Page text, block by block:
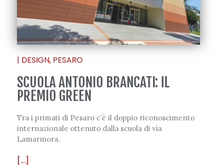
| DESIGN, PESARO
SCUOLA ANTONIO BRANCATI: IL
PREMIO GREEN
Tra i primati di Pesaro c’è il doppio riconoscimento
internazionale ottenuto dalla scuola di via
Lamarmora.
[...]